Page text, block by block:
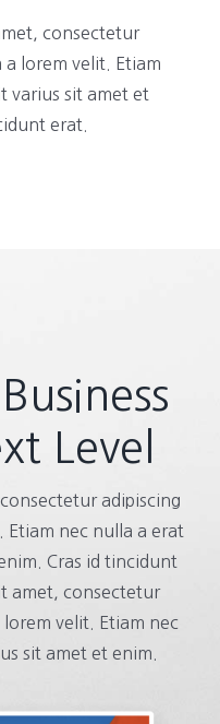
consectetur
lorem velit. Etiam
varius sit amet et
erat.
Level
adipiscing
nec nulla a erat
Cras id tincidunt
amet, consectetur
velit. Etiam nec
sit amet et enim.